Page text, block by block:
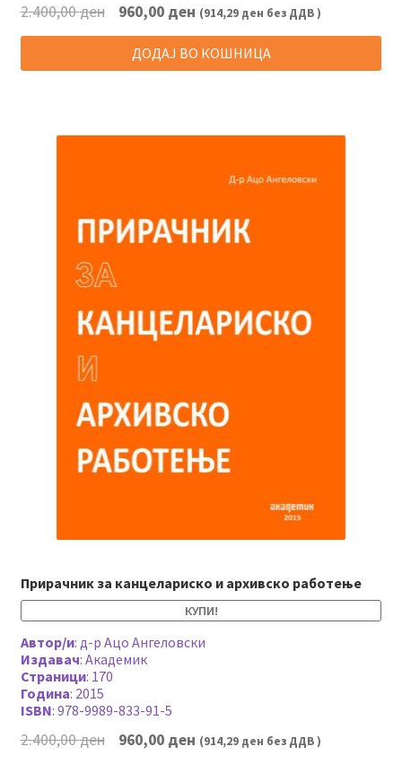
2.400,00ден
Original
was:
2.400,00 ден.
960,00 денCurrent
is:
960,00 ден.
(914,29 ден без ДДВ )
ДОДАЈ ВО КОШНИЦА
Прирачник за канцелариско и архивско работење
КУПИ!
Автор/и: д-р Ацо Ангеловски
Издавач: Академик
Страници: 170
Година: 2015
ISBN: 978-9989-833-91-5
2.400,00ден
Original
960,00 денCurrent
(914,29 ден без ДДВ )